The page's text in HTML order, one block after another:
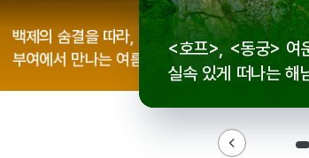
백제의 숨결을 따라,
부여에서 만나는 여름
<호프>, <동궁> 여
실속 있게 떠나는 해